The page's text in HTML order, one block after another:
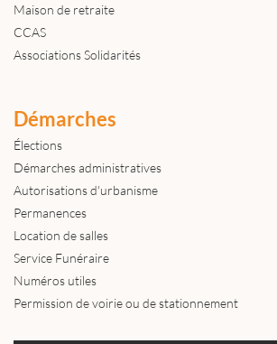
Maison de retraite
CCAS
Associations Solidarités
Démarches
Élections
Démarches administratives
Autorisations d'urbanisme
Permanences
Location de salles
Service Funéraire
Numéros utiles
Permission de voirie ou de stationnement